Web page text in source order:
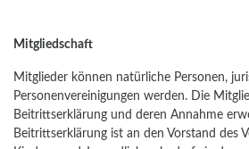
Mitgliedschaft
Mitglieder können natürliche Personen,
Personenvereinigungen werden. Die
Beitrittserklärung und deren Annahme
Beitrittserklärung ist an den Vorstand des